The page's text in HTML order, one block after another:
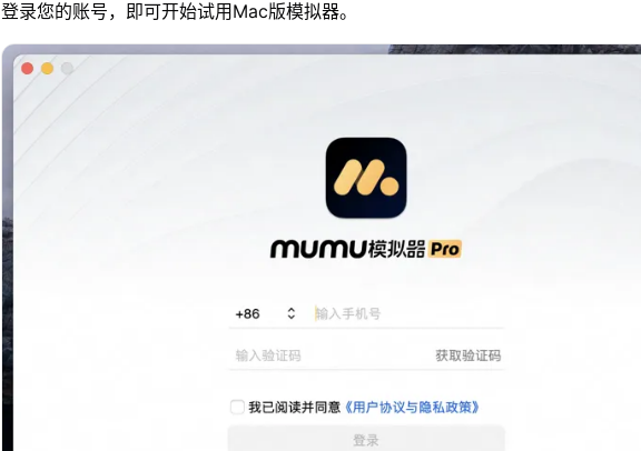
登录您的账号，即可开始试用Mac版模拟器。